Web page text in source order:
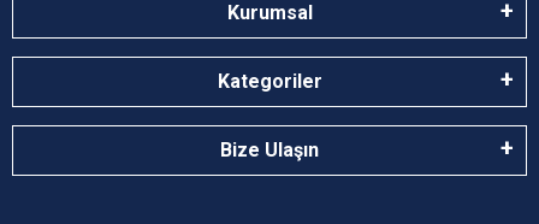
Kurumsal
Kategoriler
Bize Ulaşın